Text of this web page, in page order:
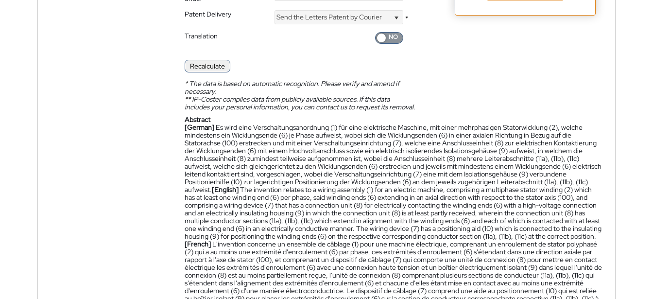
Patent Delivery Send the Letters Patent by Courier
*
Translation
Recalculate
*The data is based on automatic recognition. Please verify and amend if
necessary.
**IP-Coster compiles data from publicly available sources. If this data
includes your personal information, you can contact us to request its removal.
Abstract
[German] Es wird eine Verschaltungsanordnung (1) für eine elektrische Maschine, mit einer mehrphasigen Statorwicklung (2), welche
mindestens ein Wicklungsende (6) je Phase aufweist, wobei sich die Wicklungsenden (6) in einer axialen Richtung in Bezug auf die
Statorachse (100) erstrecken und mit einer Verschaltungseinrichtung (7), welche eine Anschlusseinheit (8) zur elektrischen Kontaktierung
der Wicklungsenden (6) mit einem Hochvoltanschluss sowie ein elektrisch isolierendes Isolationsgehäuse (9) aufweist, in welchem die
Anschlusseinheit (8) zumindest teilweise aufgenommen ist, wobei die Anschlusseinheit (8) mehrere Leiterabschnitte (11a), (11b), (11c)
aufweist, welche sich gleichgerichtet zu den Wicklungsenden (6) erstrecken und jeweils mit mindestens einem Wicklungsende (6) elektrisch
leitend kontaktiert sind, vorgeschlagen, wobei die Verschaltungseinrichtung (7) eine mit dem Isolationsgehäuse (9) verbundene
Positionierhilfe (10) zur lagerichtigen Positionierung der Wicklungsenden (6) an dem jeweils zugehörigen Leiterabschnitt (11a), (11b), (11c)
aufweist.[English]The invention relates to a wiring assembly (1) for an electric machine, comprising a multiphase stator winding (2) which
has at least one winding end (6) per phase, said winding ends (6) extending in an axial direction with respect to the stator axis (100), and
comprising a wiring device (7) that has a connection unit (8) for electrically contacting the winding ends (6) with a high-voltage connection
and an electrically insulating housing (9) in which the connection unit (8) is at least partly received, wherein the connection unit (8) has
multiple conductor sections (11a), (11b), (11c) which extend in alignment with the winding ends (6) and each of which is contacted with at least
one winding end (6) in an electrically conductive manner. The wiring device (7) has a positioning aid (10) which is connected to the insulating
housing (9) for positioning the winding ends (6) on the respective corresponding conductor section (11a), (11b), (11c) at the correct position.
[French] L'invention concerne un ensemble de câblage (1) pour une machine électrique, comprenant un enroulement de stator polyphasé
(2) qui a au moins une extrémité d'enroulement (6) par phase, ces extrémités d'enroulement (6) s'étendant dans une direction axiale par
rapport à l'axe de stator (100), et comprenant un dispositif de câblage (7) qui comporte une unité de connexion (8) pour mettre en contact
électrique les extrémités d'enroulement (6) avec une connexion haute tension et un boîtier électriquement isolant (9) dans lequel l'unité de
connexion (8) est au moins partiellement reçue, l'unité de connexion (8) comprenant plusieurs sections de conducteur (11a), (11b), (11c) qui
s'étendent dans l'alignement des extrémités d'enroulement (6) et chacune d'elles étant mise en contact avec au moins une extrémité
d'enroulement (6) d'une manière électroconductrice. Le dispositif de câblage (7) comprend une aide au positionnement (10) qui est reliée